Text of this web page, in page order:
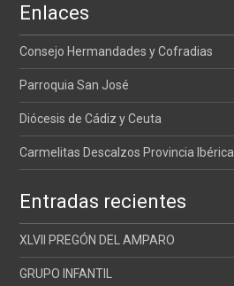
Enlaces
Consejo Hermandades y Cofradias
Parroquia San José
Diócesis de Cádiz y Ceuta
Carmelitas Descalzos Provincia Ibérica
Entradas recientes
XLVII PREGÓN DEL AMPARO
GRUPO INFANTIL